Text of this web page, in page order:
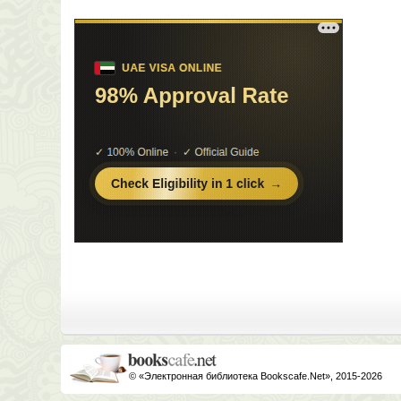
© «Электронная библиотека Bookscafe.Net», 2015-2026